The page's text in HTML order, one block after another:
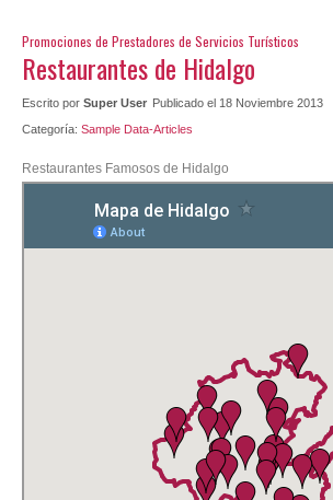
Ayuda al turista
Contacto
Promociones de Prestadores de Servicios Turísticos
Restaurantes de Hidalgo
Escrito por Super User Publicado el 18 Noviembre 2013
Categoría: Sample Data-Articles
Restaurantes Famosos de Hidalgo